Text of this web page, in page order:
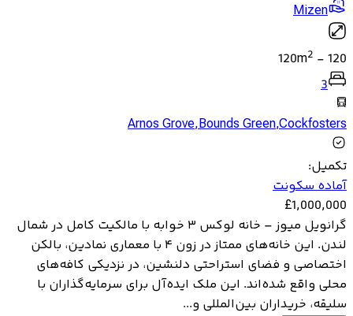
Mizen
120
-
120m2
3
Arnos Grove,Bounds Green,Cockfosters
تکمیل:
آماده سکونت
£1,000,000
گرانویل میوز – خانه لوکس ۳ خوابه با مالکیت کامل در شمال
لندن. این خانه‌های ممتاز در زون ۴ با معماری نمادین، بالکن
اختصاصی و فضای استراحتی دلنشین، در نزدیکی کافه‌های
محلی واقع شده‌اند. این ملک ایده‌آل برای سرمایه‌گذاران با
سلیقه، خریداران بین‌المللی و...